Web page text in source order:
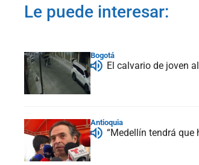
Le puede interesar:
Bogotá
El calvario de joven
Antioquia
“Medellín tendrá que